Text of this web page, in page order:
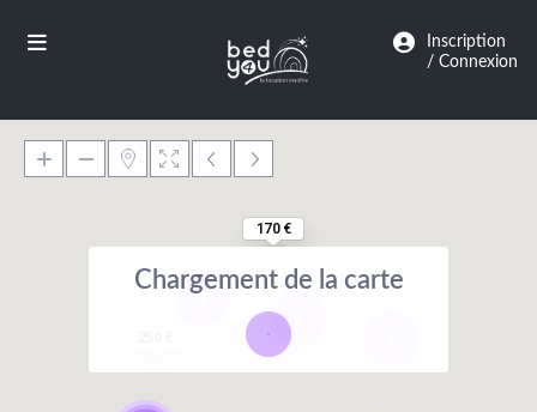
Inscription
/ Connexion
170 €
2
Chargement de la carte